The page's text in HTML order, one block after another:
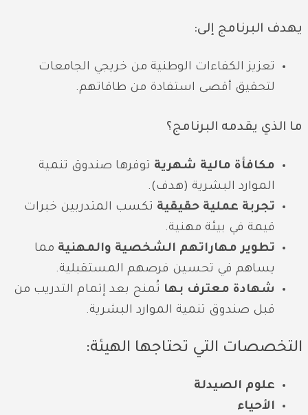
يهدف البرنامج إلى:
تعزيز الكفاءات الوطنية من خريجي الجامعات
لتحقيق أقصى استفادة من طاقاتهم.
ما الذي يقدمه البرنامج؟
مكافأة مالية شهرية توفرها صندوق تنمية
الموارد البشرية (هدف).
تجربة عملية حقيقية تكسب المتدربين خبرات
قيمة في بيئة مهنية.
تطوير مهاراتهم الشخصية والمهنية مما
يساهم في تحسين فرصهم المستقبلية.
شهادة معترف بها تُمنح بعد إتمام التدريب من
قبل صندوق تنمية الموارد البشرية.
التخصصات التي تحتاجها الهيئة:
علوم الصيدلة
الأحياء